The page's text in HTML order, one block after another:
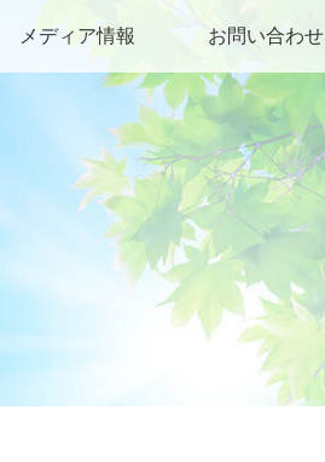
メディア情報 お問い合わせ